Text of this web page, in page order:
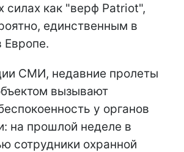
силах как "верф Patriot",
единственным в
Европе.
СМИ, недавние пролеты
вызывают
у органов
на прошлой неделе в
сотрудники охранной